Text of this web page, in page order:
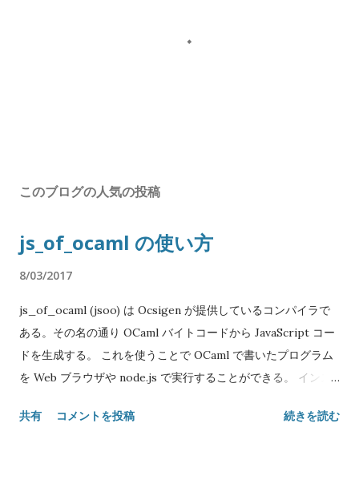
ン
投
稿
このブログの人気の投稿
js_of_ocaml の使い方
8/03/2017
js_of_ocaml (jsoo) は Ocsigen が提供しているコンパイラで
ある。その名の通り OCaml バイトコードから JavaScript コー
ドを生成する。 これを使うことで OCaml で書いたプログラム
を Web ブラウザや node.js で実行することができる。 インス
js_of_ocaml-ocamlbuild js_of_ocaml-ppx バージョン 3.0 か
共有 コメントを投稿 続きを読む